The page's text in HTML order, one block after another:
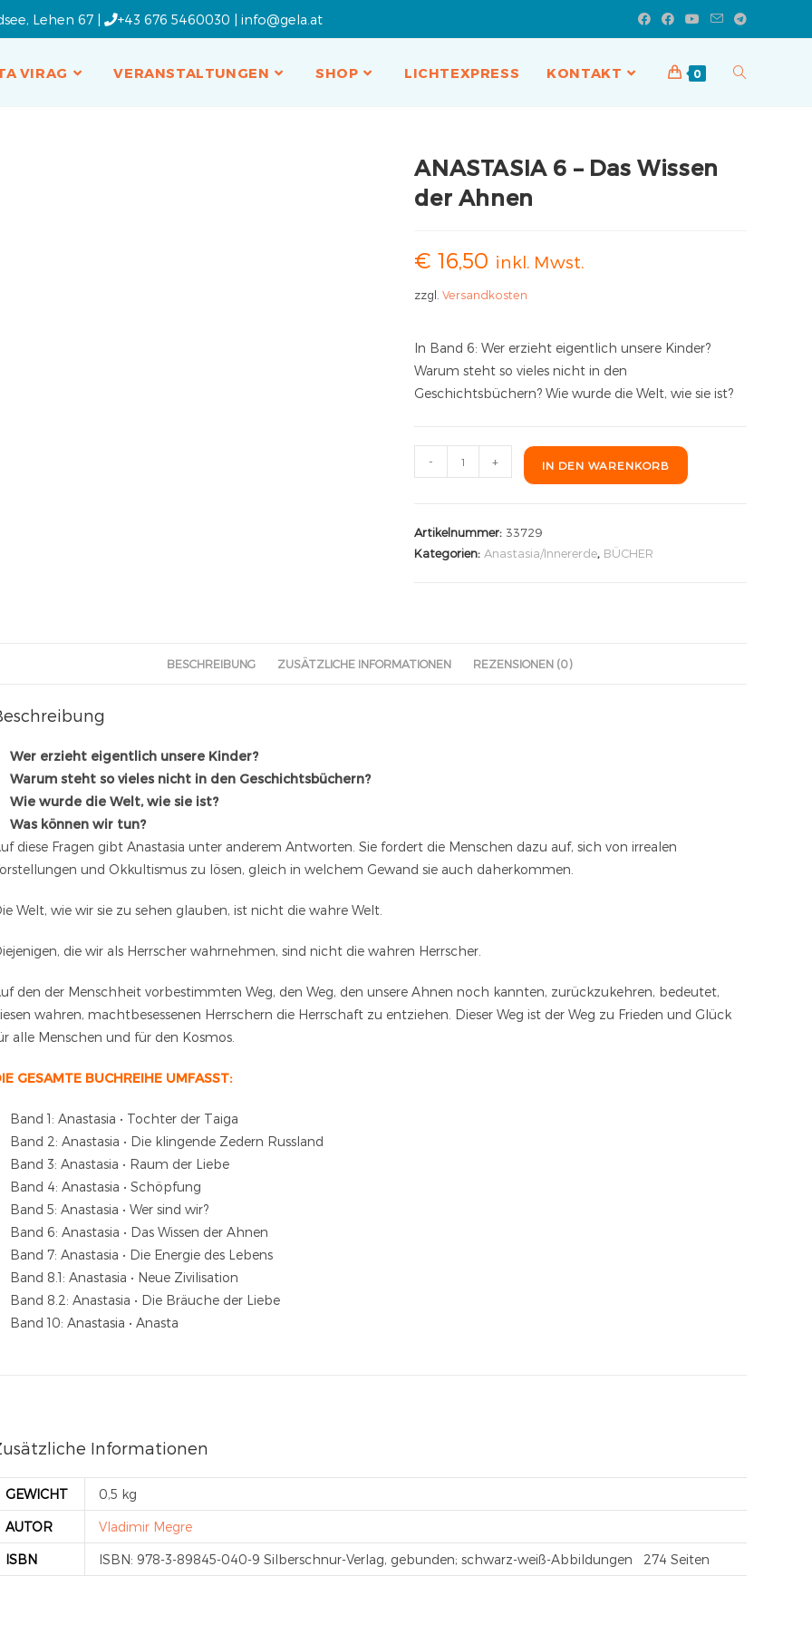
Lehen 67 | +43 676 5460030 | info@gela.at
VIRAG VERANSTALTUNGEN SHOP LICHTEXPRESS KONTAKT 0
ANASTASIA 6 – Das Wissen
der Ahnen
€ 16,50 inkl. Mwst.
zzgl.Versandkosten
In Band 6: Wer erzieht eigentlich unsere Kinder?
Warum steht so vieles nicht in den
Geschichtsbüchern? Wie wurde die Welt, wie sie ist?
- + IN DEN WARENKORB
Artikelnummer: 33729
Kategorien: Anastasia/Innererde, BÜCHER
BESCHREIBUNG ZUSÄTZLICHE INFORMATIONEN REZENSIONEN (0)
Wer erzieht eigentlich unsere Kinder?
Warum steht so vieles nicht in den Geschichtsbüchern?
Wie wurde die Welt, wie sie ist?
Was können wir tun?
diese Fragen gibt Anastasia unter anderem Antworten. Sie fordert die Menschen dazu auf, sich von irrealen
und Okkultismus zu lösen, gleich in welchem Gewand sie auch daherkommen.
Welt, wie wir sie zu sehen glauben, ist nicht die wahre Welt.
die wir als Herrscher wahrnehmen, sind nicht die wahren Herrscher.
den der Menschheit vorbestimmten Weg, den Weg, den unsere Ahnen noch kannten, zurückzukehren, bedeutet,
wahren, machtbesessenen Herrschern die Herrschaft zu entziehen. Dieser Weg ist der Weg zu Frieden und Glück
alle Menschen und für den Kosmos.
GESAMTE BUCHREIHE UMFASST:
Band 1: Anastasia • Tochter der Taiga
Band 2: Anastasia • Die klingende Zedern Russland
Band 3: Anastasia • Raum der Liebe
Band 4: Anastasia • Schöpfung
Band 5: Anastasia • Wer sind wir?
Band 6: Anastasia • Das Wissen der Ahnen
Band 7: Anastasia • Die Energie des Lebens
Band 8.1: Anastasia • Neue Zivilisation
Band 8.2: Anastasia • Die Bräuche der Liebe
Band 10: Anastasia • Anasta
Informationen
GEWICHT 0,5 kg
AUTOR Vladimir Megre
ISBN ISBN: 978-3-89845-040-9 Silberschnur-Verlag, gebunden; schwarz-weiß-Abbildungen 274 Seiten